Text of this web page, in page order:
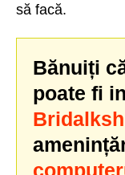
să facă.
Bănuiți
poate fi